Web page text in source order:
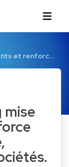
et renforc…
mise